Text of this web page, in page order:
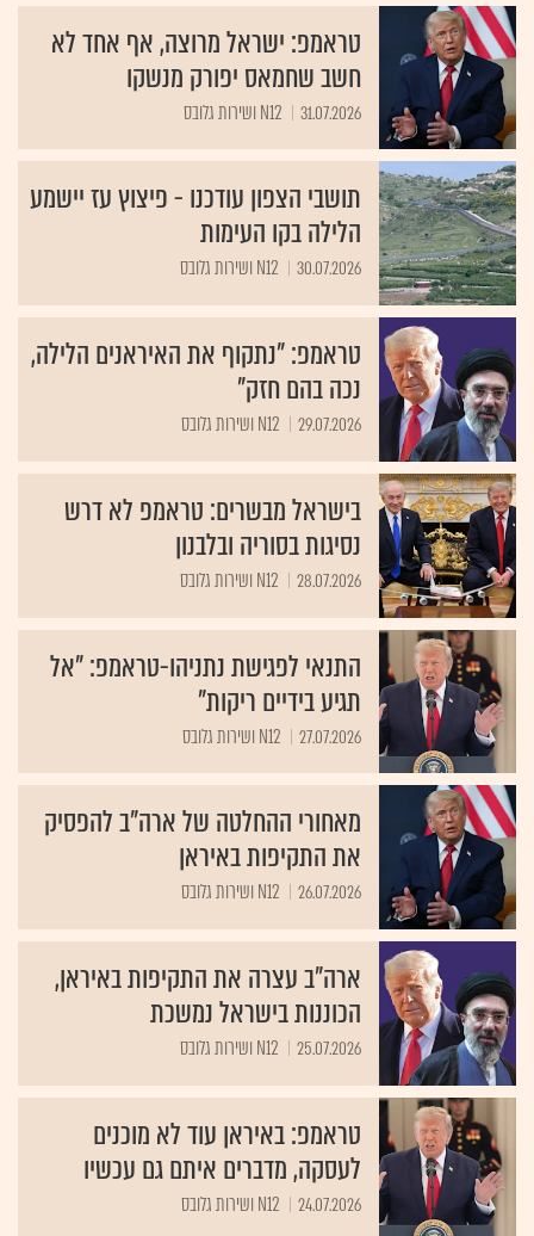
טראמפ: ישראל מרוצה, אף אחד לא
חשב שחמאס יפורק מנשקו
31.07.2026 N12 ושירות גלובס
תושבי הצפון עודכנו - פיצוץ עז יישמע
הלילה בקו העימות
30.07.2026 N12 ושירות גלובס
טראמפ: "נתקוף את האיראנים הלילה,
נכה בהם חזק"
29.07.2026 N12 ושירות גלובס
בישראל מבשרים: טראמפ לא דרש
נסיגות בסוריה ובלבנון
28.07.2026 N12 ושירות גלובס
התנאי לפגישת נתניהו-טראמפ: "אל
תגיע בידיים ריקות"
27.07.2026 N12 ושירות גלובס
מאחורי ההחלטה של ארה"ב להפסיק
את התקיפות באיראן
26.07.2026 N12 ושירות גלובס
ארה"ב עצרה את התקיפות באיראן,
הכוננות בישראל נמשכת
25.07.2026 N12 ושירות גלובס
טראמפ: באיראן עוד לא מוכנים
לעסקה, מדברים איתם גם עכשיו
24.07.2026 N12 ושירות גלובס